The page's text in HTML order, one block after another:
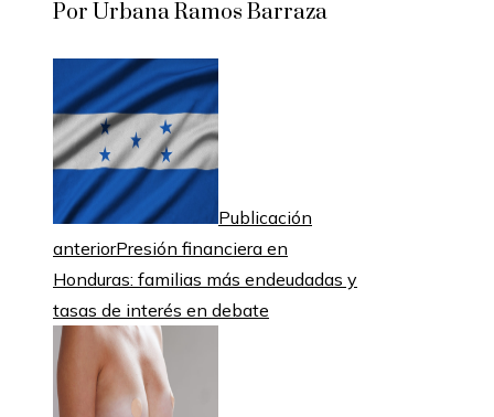
Por Urbana Ramos Barraza
Publicación
anteriorPresión financiera en
Honduras: familias más endeudadas y
tasas de interés en debate